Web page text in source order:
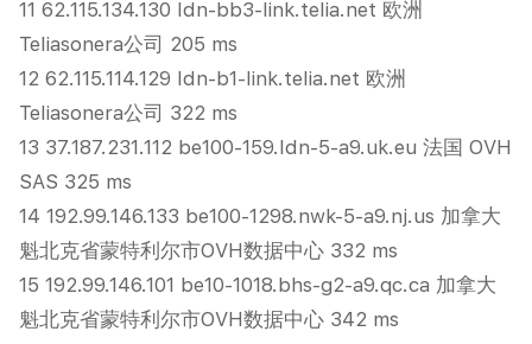
11 62.115.134.130 ldn-bb3-link.telia.net 欧洲
Teliasonera公司 205 ms
12 62.115.114.129 ldn-b1-link.telia.net 欧洲
Teliasonera公司 322 ms
13 37.187.231.112 be100-159.ldn-5-a9.uk.eu 法国 OVH
SAS 325 ms
14 192.99.146.133 be100-1298.nwk-5-a9.nj.us 加拿大
魁北克省蒙特利尔市OVH数据中心 332 ms
15 192.99.146.101 be10-1018.bhs-g2-a9.qc.ca 加拿大
魁北克省蒙特利尔市OVH数据中心 342 ms